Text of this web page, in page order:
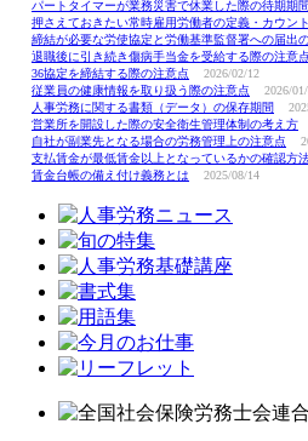
パートタイマーが業務災害で休業した際の待期期
押さえておきたい常時雇用労働者の定義・カウン
締結が必要な労使協定と労働基準監督署への届出
退職後に引き続き傷病手当金を受給する際の注意点
36協定を締結する際の注意点
2026/02/12
従業員の健康情報を取り扱う際の注意点
2026/
人事労務に関する書類（データ）の保存期間
営業所を開設した際の安全衛生管理体制の考え方
自社が副業先となる場合の労務管理上の注意点
支払賃金が最低賃金以上となっているかの確認方
賃金台帳の備え付け義務とは
2025/08/14